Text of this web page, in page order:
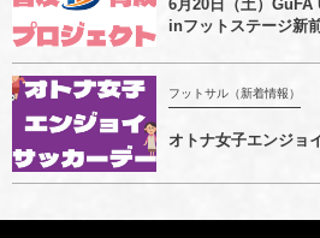
6月20日（土）GuFA
inフットステージ新
フットサル（新着情報）
オトナ女子エンジョ